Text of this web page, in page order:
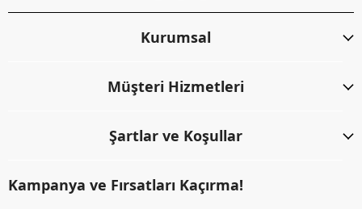
Kurumsal
Müşteri Hizmetleri
Şartlar ve Koşullar
Kampanya ve Fırsatları Kaçırma!